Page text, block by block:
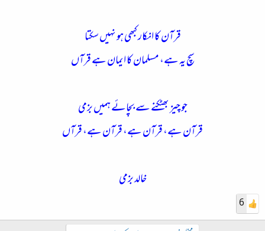
قرآن کا انکار کبھی ہو نہيں سکتا
سچ یہ ہے، مسلمان کا ایمان ہے قرآں
جو چيز بھٹکنے سے بچائے ہمیں بزمی
قرآن ہے، قرآن ہے، قرآن ہے، قرآں
خالد بزمی
6